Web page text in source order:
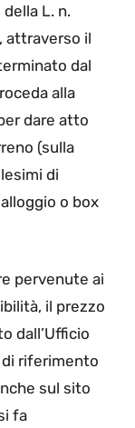
della L. n.
attraverso il
dal
alla
dare atto
(sulla
di
o box
pervenute ai
il prezzo
dall’Ufficio
riferimento
sul sito
fa